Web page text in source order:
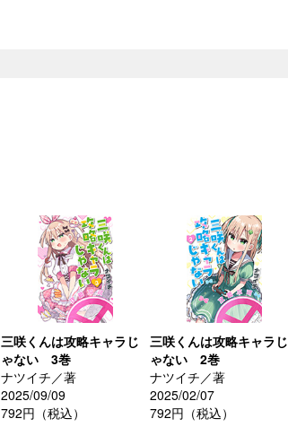
三咲くんは攻略キャラじ
ゃない 3巻
ナツイチ／著
2025/09/09
792円（税込）
三咲くんは攻略キャラじ
ゃない 2巻
ナツイチ／著
2025/02/07
792円（税込）